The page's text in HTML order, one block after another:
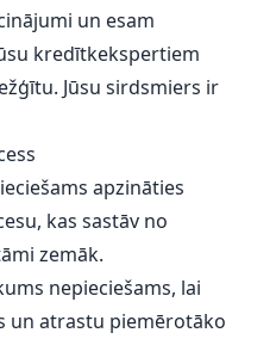
un esam
kredītkekspertiem
Jūsu sirdsmiers ir
apzināties
kas sastāv no
zemāk.
nepieciešams, lai
un atrastu piemērotāko